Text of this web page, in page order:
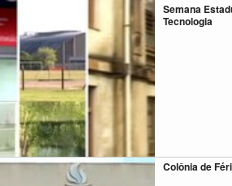
Semana
Tecnologia
Colônia de